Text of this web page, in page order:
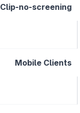
Clip-no-screening
Mobile Clients